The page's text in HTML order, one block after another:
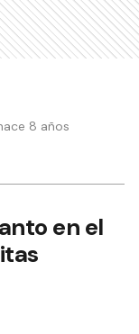
8 años
en el